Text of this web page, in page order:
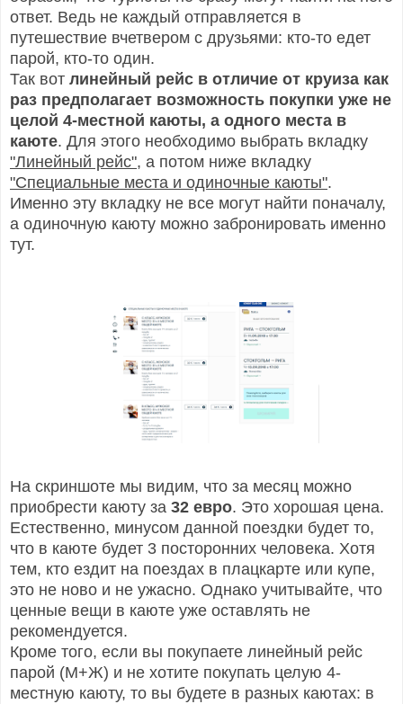
ответ. Ведь не каждый отправляется в
путешествие вчетвером с друзьями: кто-то едет
парой, кто-то один.
Так вот линейный рейс в отличие от круиза как
раз предполагает возможность покупки уже не
целой 4-местной каюты, а одного места в
каюте. Для этого необходимо выбрать вкладку
"Линейный рейс", а потом ниже вкладку
"Специальные места и одиночные каюты".
Именно эту вкладку не все могут найти поначалу,
а одиночную каюту можно забронировать именно
тут.
На скриншоте мы видим, что за месяц можно
приобрести каюту за 32 евро. Это хорошая цена.
Естественно, минусом данной поездки будет то,
что в каюте будет 3 посторонних человека. Хотя
тем, кто ездит на поездах в плацкарте или купе,
это не ново и не ужасно. Однако учитывайте, что
ценные вещи в каюте уже оставлять не
рекомендуется.
Кроме того, если вы покупаете линейный рейс
парой (М+Ж) и не хотите покупать целую 4-
местную каюту, то вы будете в разных каютах: в